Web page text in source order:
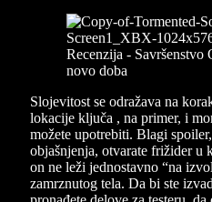
Slojevitost se odražava na
lokacije ključa , na primer, i
možete upotrebiti. Blagi
objašnjenja, otvarate frižider u
on ne leži jednostavno “na
zamrznutog tela. Da bi ste